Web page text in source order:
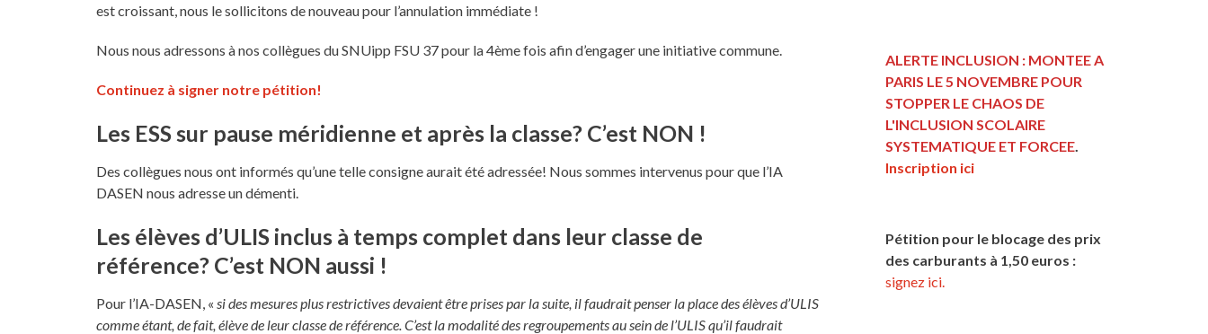
est croissant, nous le sollicitons de nouveau pour l’annulation immédiate !
Nous nous adressons à nos collègues du SNUipp FSU 37 pour la 4ème fois afin d’engager une initiative commune.
Continuez à signer notre pétition!
Les ESS sur pause méridienne et après la classe? C’est NON !
Des collègues nous ont informés qu’une telle consigne aurait été adressée! Nous sommes intervenus pour que l’IA
DASEN nous adresse un démenti.
Les élèves d’ULIS inclus à temps complet dans leur classe de
référence? C’est NON aussi !
Pour l’IA-DASEN, « si des mesures plus restrictives devaient être prises par la suite, il faudrait penser la place des élèves d’ULIS
comme étant, de fait, élève de leur classe de référence. C’est la modalité des regroupements au sein de l’ULIS qu’il faudrait
ALERTE INCLUSION : MONTEE A
PARIS LE 5 NOVEMBRE POUR
STOPPER LE CHAOS DE
L'INCLUSION SCOLAIRE
SYSTEMATIQUE ET FORCEE.
Inscription ici
Pétition pour le blocage des prix
des carburants à 1,50 euros :
signez ici.